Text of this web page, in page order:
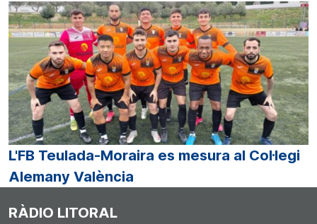
L'FB Teulada-Moraira es mesura al Col·legi
Alemany València
RÀDIO LITORAL